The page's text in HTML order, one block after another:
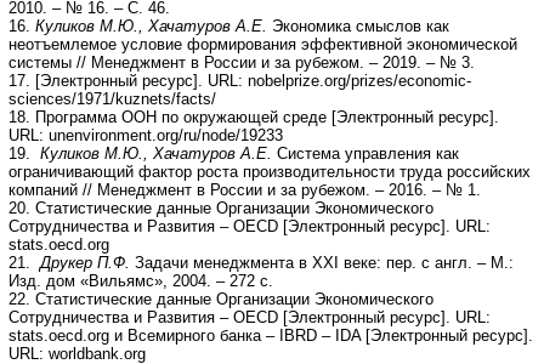
2010. – № 16. – С. 46.
16. Куликов М.Ю., Хачатуров А.Е. Экономика смыслов как
неотъемлемое условие формирования эффективной экономической
системы // Менеджмент в России и за рубежом. – 2019. – № 3.
17. [Электронный ресурс]. URL: nobelprize.org/prizes/economic-
sciences/1971/kuznets/facts/
18. Программа ООН по окружающей среде [Электронный ресурс].
URL: unenvironment.org/ru/node/19233
19. Куликов М.Ю., Хачатуров А.Е. Система управления как
ограничивающий фактор роста производительности труда российских
компаний // Менеджмент в России и за рубежом. – 2016. – № 1.
20. Статистические данные Организации Экономического
Сотрудничества и Развития – OECD [Электронный ресурс]. URL:
stats.oecd.org
21. Друкер П.Ф. Задачи менеджмента в XXI веке: пер. с англ. – М.:
Изд. дом «Вильямс», 2004. – 272 с.
22. Статистические данные Организации Экономического
Сотрудничества и Развития – OECD [Электронный ресурс]. URL:
stats.oecd.org и Всемирного банка – IBRD – IDA [Электронный ресурс].
URL: worldbank.org